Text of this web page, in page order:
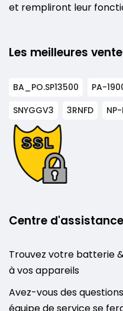
et rempliront leur
Les meilleures
BA_PO.SP13500 PA-
SNYGGV3
3RNFD
Centre d'assistance
Trouvez votre batterie
à vos appareils
Avez-vous des